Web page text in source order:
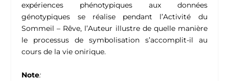
expériences phénotypiques aux données
génotypiques se réalise pendant l’Activité du
Sommeil – Rêve, l’Auteur illustre de quelle manière
le processus de symbolisation s’accomplit-il au
cours de la vie onirique.
Note: